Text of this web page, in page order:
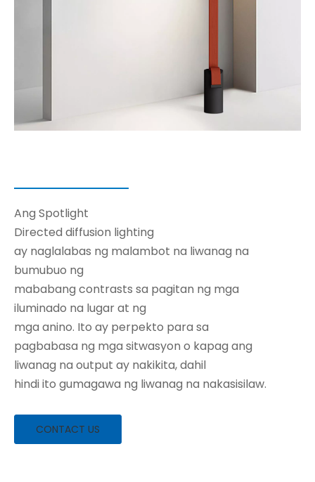
Ang Spotlight
Directed diffusion lighting
ay naglalabas ng malambot na liwanag na
bumubuo ng
mababang contrasts sa pagitan ng mga
iluminado na lugar at ng
mga anino. Ito ay perpekto para sa
pagbabasa ng mga sitwasyon o kapag ang
liwanag na output ay nakikita, dahil
hindi ito gumagawa ng liwanag na nakasisilaw.
CONTACT US